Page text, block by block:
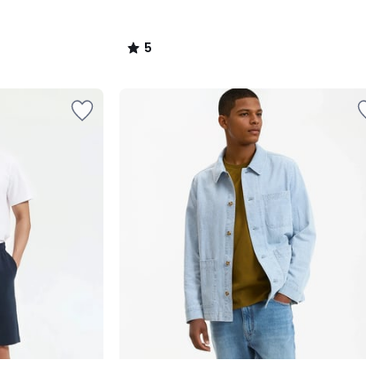
5
/